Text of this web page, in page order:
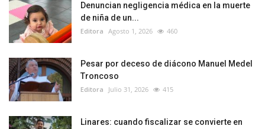
Denuncian negligencia médica en la muerte
de niña de un...
Editora Agosto 1, 2026 460
Pesar por deceso de diácono Manuel Medel
Troncoso
Editora Julio 31, 2026 415
Linares: cuando fiscalizar se convierte en